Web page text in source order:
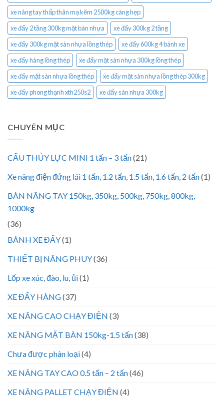
xe nâng tay thấp thân mạ kẽm 2500kg càng hẹp
xe đẩy 2 tầng 300kg mặt bàn nhựa
xe đẩy 300kg 2 tầng
xe đẩy 300kg mặt sàn nhựa lồng thép
xe đẩy 600kg 4 bánh xe
xe đẩy hàng lồng thép
xe đẩy mặt sàn nhựa 300kg lồng thép
xe đẩy mặt sàn nhựa lồng thép
xe đẩy mặt sàn nhựa lồng thép 300kg
xe đẩy phong thạnh xth250s2
xe đẩy sàn nhựa 300kg
CHUYÊN MỤC
CẨU THỦY LỰC MINI 1 tấn – 3 tấn(21)
Xe nâng điện đứng lái 1 tấn, 1.2 tấn, 1.5 tấn, 1.6 tấn, 2 tấn(1)
BÀN NÂNG TAY 150kg, 350kg, 500kg, 750kg, 800kg,
1000kg
(36)
BÁNH XE ĐẨY(1)
THIẾT BỊ NÂNG PHUY(36)
Lốp xe xúc, đào, lu, ủi(1)
XE ĐẨY HÀNG(37)
XE NÂNG CAO CHẠY ĐIỆN (3)
XE NÂNG MẶT BÀN 150kg-1.5 tấn(38)
Chưa được phân loại(4)
XE NÂNG TAY CAO 0.5 tấn – 2 tấn(46)
XE NÂNG PALLET CHẠY ĐIỆN (4)